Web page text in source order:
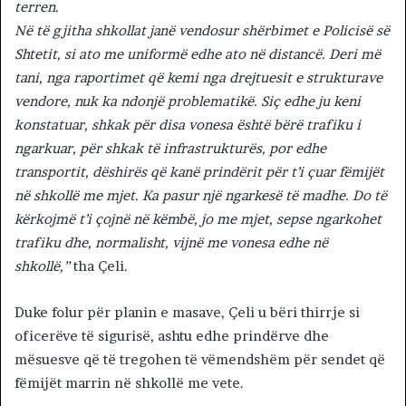
terren.
Në të gjitha shkollat janë vendosur shërbimet e Policisë së
Shtetit, si ato me uniformë edhe ato në distancë. Deri më
tani, nga raportimet që kemi nga drejtuesit e strukturave
vendore, nuk ka ndonjë problematikë. Siç edhe ju keni
konstatuar, shkak për disa vonesa është bërë trafiku i
ngarkuar, për shkak të infrastrukturës, por edhe
transportit, dëshirës që kanë prindërit për t’i çuar fëmijët
në shkollë me mjet. Ka pasur një ngarkesë të madhe. Do të
kërkojmë t’i çojnë në këmbë, jo me mjet, sepse ngarkohet
trafiku dhe, normalisht, vijnë me vonesa edhe në
shkollë,”tha Çeli.
Duke folur për planin e masave, Çeli u bëri thirrje si
oficerëve të sigurisë, ashtu edhe prindërve dhe
mësuesve që të tregohen të vëmendshëm për sendet që
fëmijët marrin në shkollë me vete.